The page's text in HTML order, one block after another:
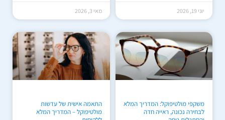
יוני 19, 2026 מאי 3, 2026
משקפי מולטיפוקל: המדריך המלא
לבחירה נכונה, ראייה חדה
התאמה אישית של עדשות
מולטיפוקל – המדריך המלא